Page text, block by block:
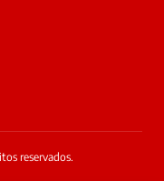
reservados.